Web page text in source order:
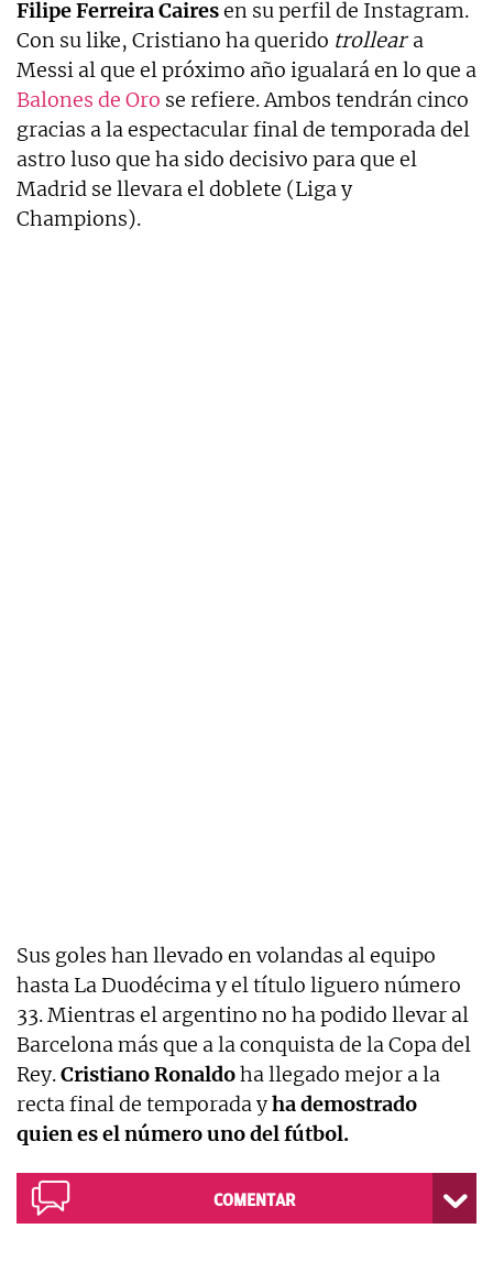
Filipe Ferreira Cairesen su perfil de Instagram.
Con su like, Cristiano ha querido trolleara
Messi al que el próximo año igualará en lo que a
Balones de Oro se refiere. Ambos tendrán cinco
gracias a la espectacular final de temporada del
astro luso que ha sido decisivo para que el
Madrid se llevara el doblete (Liga y
Champions).
Sus goles han llevado en volandas al equipo
hasta La Duodécima y el título liguero número
33. Mientras el argentino no ha podido llevar al
Barcelona más que a la conquista de la Copa del
Rey.Cristiano Ronaldoha llegado mejor a la
recta final de temporada yha demostrado
quien es el número uno del fútbol.
COMENTAR